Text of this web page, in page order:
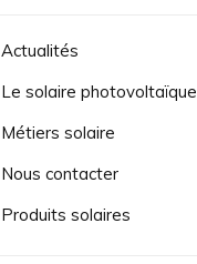
Actualités
Le solaire photovoltaïque
Métiers solaire
Nous contacter
Produits solaires